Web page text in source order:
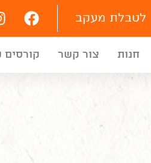
לטבלת מעקב
חנות צור קשר קורסים